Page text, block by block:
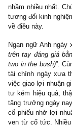
I. Nhóm làm
Có thể nói cổ
nhầm nhiều nhất.
tương đối kinh
về điều này.
Ngạn ngữ Anh
trên tay đáng giá